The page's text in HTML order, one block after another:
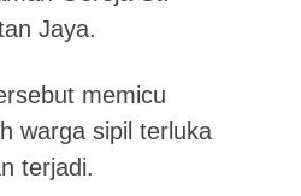
Jaya.
memicu
warga sipil terluka
terjadi.